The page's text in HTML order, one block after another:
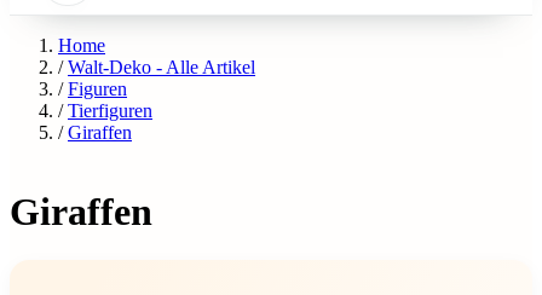
Home
/ Walt-Deko - Alle Artikel
/ Figuren
/ Tierfiguren
/ Giraffen
Giraffen